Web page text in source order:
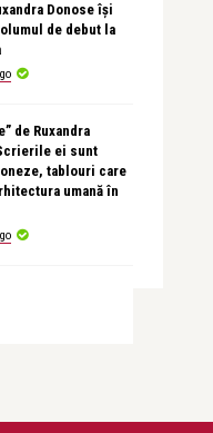
Donose își
de debut la
de Ruxandra
ei sunt
tablouri care
umană în